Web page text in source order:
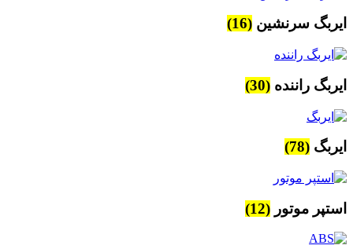
ایربگ سرنشین (16)
ایربگ راننده (30)
ایربگ (78)
استپر موتور (12)